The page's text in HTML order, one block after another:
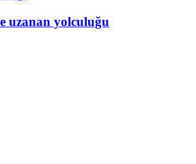
uzanan yolculuğu